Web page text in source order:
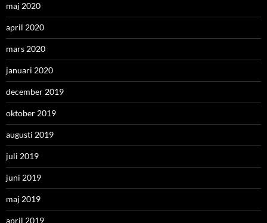
maj 2020
april 2020
mars 2020
januari 2020
december 2019
oktober 2019
augusti 2019
juli 2019
juni 2019
maj 2019
april 2019